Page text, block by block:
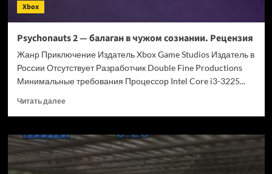
Xbox
Psychonauts 2 — балаган в чужом сознании. Рецензия
Жанр Приключение Издатель Xbox Game Studios Издатель в
России Отсутствует Разработчик Double Fine Productions
Минимальные требования Процессор Intel Core i3-3225...
Читать далееПрочитать
Psychonauts
—
балаган